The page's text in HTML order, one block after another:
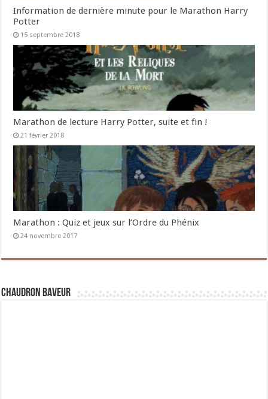
Information de dernière minute pour le Marathon Harry
Potter
15 septembre 2018
Marathon de lecture Harry Potter, suite et fin !
21 février 2018
Marathon : Quiz et jeux sur l’Ordre du Phénix
24 novembre 2017
Chaudron Baveur